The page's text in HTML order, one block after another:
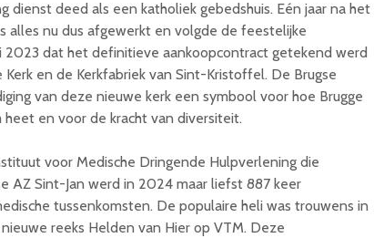
dienst deed als een katholiek gebedshuis. Eén jaar na het
alles nu dus afgewerkt en volgde de feestelijke
2023 dat het definitieve aankoopcontract getekend werd
en de Kerkfabriek van Sint-Kristoffel. De Brugse
van deze nieuwe kerk een symbool voor hoe Brugge
en voor de kracht van diversiteit.
voor Medische Dringende Hulpverlening die
AZ Sint-Jan werd in 2024 maar liefst 887 keer
tussenkomsten. De populaire heli was trouwens in
reeks Helden van Hier op VTM. Deze